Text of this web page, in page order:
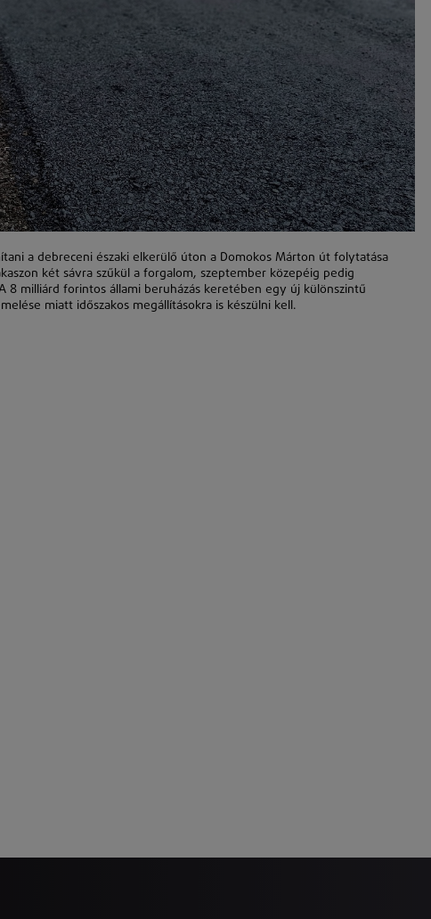
a debreceni északi elkerülő úton a Domokos Márton út folytatása
két sávra szűkül a forgalom, szeptember közepéig pedig
8 milliárd forintos állami beruházás keretében egy új különszintű
miatt időszakos megállításokra is készülni kell.